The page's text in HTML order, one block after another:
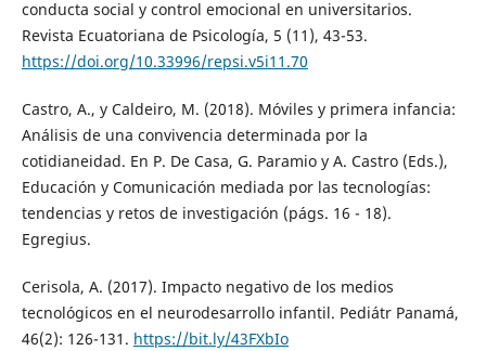
conducta social y control emocional en universitarios.
Revista Ecuatoriana de Psicología, 5 (11), 43-53.
https://doi.org/10.33996/repsi.v5i11.70
Castro, A., y Caldeiro, M. (2018). Móviles y primera infancia:
Análisis de una convivencia determinada por la
cotidianeidad. En P. De Casa, G. Paramio y A. Castro (Eds.),
Educación y Comunicación mediada por las tecnologías:
tendencias y retos de investigación (págs. 16 - 18).
Egregius.
Cerisola, A. (2017). Impacto negativo de los medios
tecnológicos en el neurodesarrollo infantil. Pediátr Panamá,
46(2): 126-131. https://bit.ly/43FXbIo